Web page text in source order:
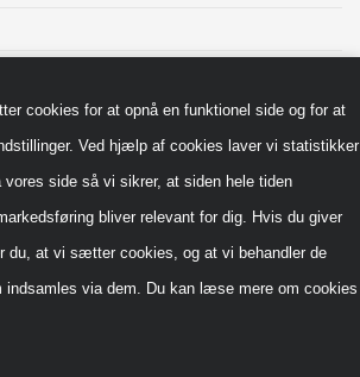
cookies for at opnå en funktionel side og for at
Ved hjælp af cookies laver vi statistikker
vores side så vi sikrer, at siden hele tiden
bliver relevant for dig. Hvis du giver
du, at vi sætter cookies, og at vi behandler de
indsamles via dem. Du kan læse mere om cookies